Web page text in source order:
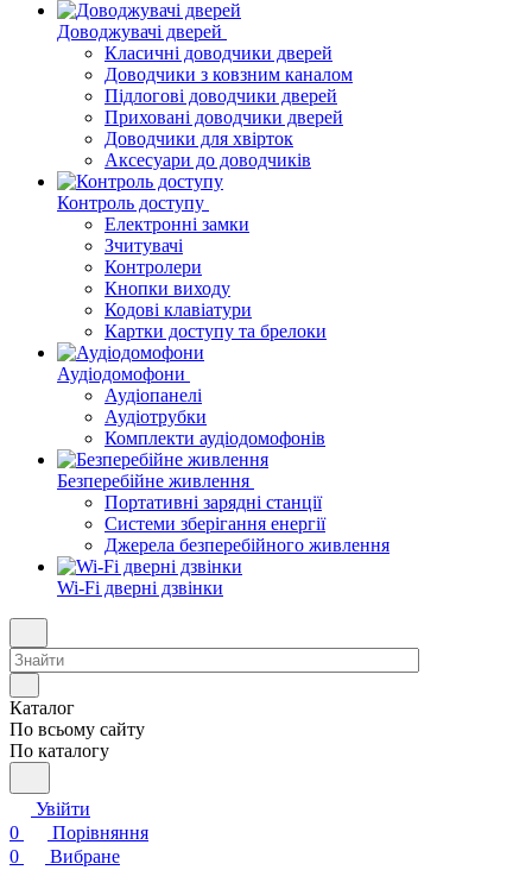
Доводжувачі дверей
Класичні доводчики дверей
Доводчики з ковзним каналом
Підлогові доводчики дверей
Приховані доводчики дверей
Доводчики для хвірток
Аксесуари до доводчиків
Контроль доступу
Електронні замки
Зчитувачі
Контролери
Кнопки виходу
Кодові клавіатури
Картки доступу та брелоки
Аудіодомофони
Аудіопанелі
Аудіотрубки
Комплекти аудіодомофонів
Безперебійне живлення
Портативні зарядні станції
Системи зберігання енергії
Джерела безперебійного живлення
Wi-Fi дверні дзвінки
Каталог
По всьому сайту
По каталогу
Увійти
0
Порівняння
0
Вибране